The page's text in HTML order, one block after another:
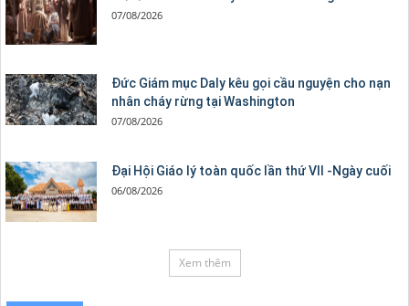
07/08/2026
Đức Giám mục Daly kêu gọi cầu nguyện cho nạn
nhân cháy rừng tại Washington
07/08/2026
Đại Hội Giáo lý toàn quốc lần thứ VII -Ngày cuối
06/08/2026
Xem thêm